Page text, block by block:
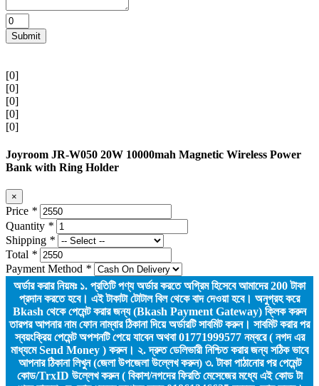
Submit
[0]
[0]
[0]
[0]
[0]
Joyroom JR-W050 20W 10000mah Magnetic Wireless Power
Bank with Ring Holder
×
Price *
Quantity *
Shipping *
Total *
Payment Method *
অর্ডার করার নিয়মঃ ১. প্রতিটি পণ্য অর্ডার করতে অগ্রিম হিসেবে আমাদের200 টাকা
প্রদান করতে হবে। এই টাকাটা টোটাল বিল থেকে বাদ দেওয়া হবে। অনুগ্রহ করে
Bkash থেকে পেমেন্ট করার জন্য (Bkash Payment Gateway) ক্লিক করুন
তারপর আপনার নাম ফোন নাম্বার ঠিকানা দিয়ে অর্ডারটি সাবমিট করুন। সাবমিট করার পর
স্বয়ংক্রিয় পেমেন্ট অপশনটি পেয়ে যাবেন অথবা 01771999577 নম্বরে ( নগদ এর
মাধ্যমে Send Money ) করুন। ২. দ্রুত ডেলিভারী নিশ্চিত করার জন্য সঠিক ভাবে
আপনার ঠিকানা লিখুন (জেলা উপজেলা উল্লেখ করুন) ৩. টাকা পাঠানোর পর পেমেন্ট
কোড/TrxID উল্লেখ করুন ( বিকাশ/নগদের ফিরতি মেসেজের মধ্যে এই কোড টা